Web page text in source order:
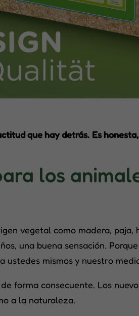
que hay detrás. Es
los
vegetal como madera,
una buena sensación.
ustedes mismos y nuestro
forma consecuente. Los
a la naturaleza.